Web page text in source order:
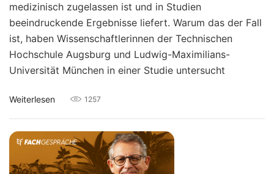
medizinisch zugelassen ist und in Studien
beeindruckende Ergebnisse liefert. Warum das der Fall
ist, haben Wissenschaftlerinnen der Technischen
Hochschule Augsburg und Ludwig-Maximilians-
Universität München in einer Studie untersucht
Weiterlesen 1257